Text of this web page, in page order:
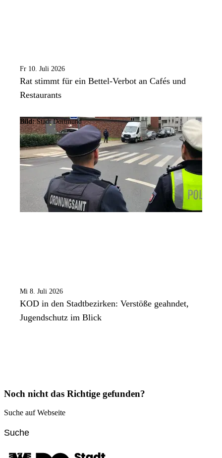
Fr 10. Juli 2026
Rat stimmt für ein Bettel-Verbot an Cafés und
Restaurants
Bild:Stadt Dortmund
Mi 8. Juli 2026
KOD in den Stadtbezirken: Verstöße geahndet,
Jugendschutz im Blick
Noch nicht das Richtige gefunden?
Suche auf Webseite